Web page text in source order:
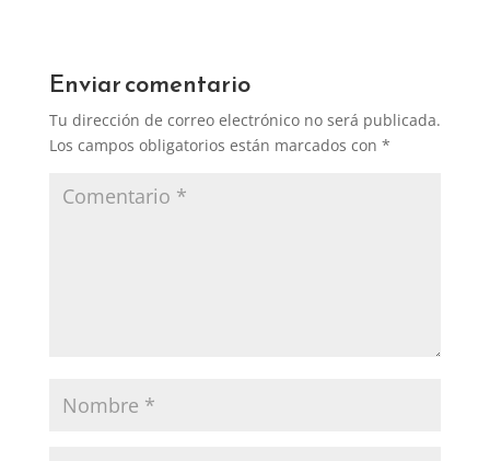
Enviar comentario
Tu dirección de correo electrónico no será publicada.
Los campos obligatorios están marcados con *